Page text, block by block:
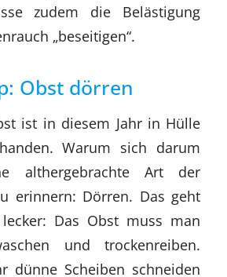
zudem die Belästigung
„beseitigen“.
Obst dörren
ist in diesem Jahr in Hülle
Warum sich darum
althergebrachte Art der
erinnern: Dörren. Das geht
Das Obst muss man
und trockenreiben.
dünne Scheiben schneiden